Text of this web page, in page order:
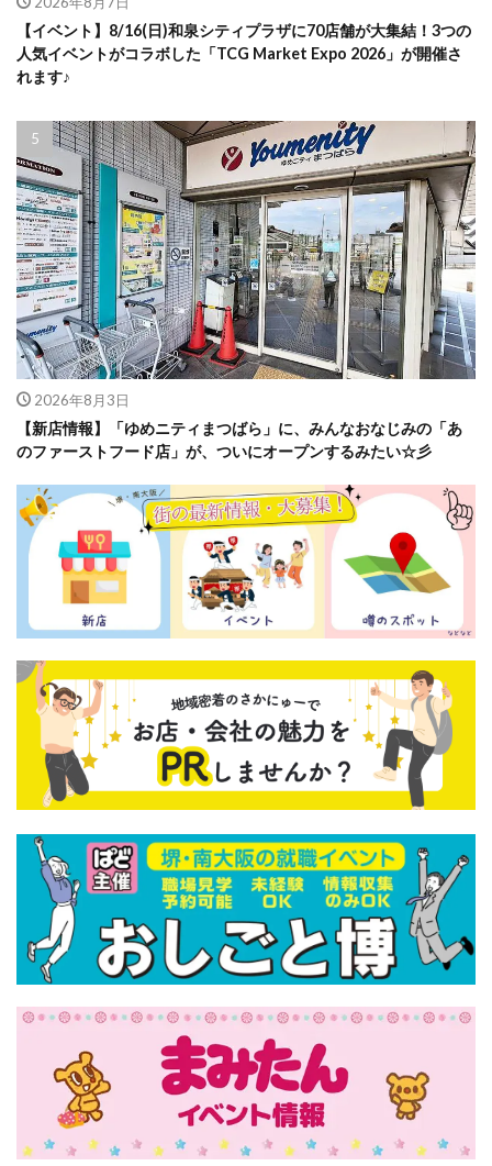
【イベント】8/16(日)和泉シティプラザに70店舗が大集結！3つの
人気イベントがコラボした「TCG Market Expo 2026」が開催さ
れます♪
2026年8月3日
【新店情報】「ゆめニティまつばら」に、みんなおなじみの「あ
のファーストフード店」が、ついにオープンするみたい☆彡